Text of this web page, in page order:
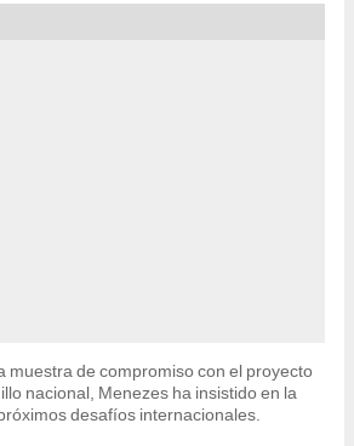
muestra de compromiso con el proyecto
nacional, Menezes ha insistido en la
desafíos internacionales.